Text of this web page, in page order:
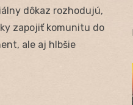
dôkaz rozhodujú,
zapojiť komunitu do
ale aj hlbšie